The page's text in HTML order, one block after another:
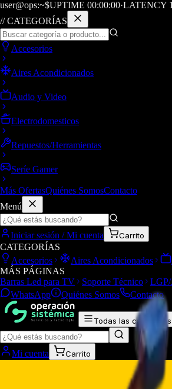
user@ops:~$UPTIME 00:00:00·LATENCY
// CATEGORÍAS
Accesorios
Aires Acondicionados
Audio y Video
Electrodomesticos
Repuestos/Herramientas
Seríe Gamer
Más OfertasQuiénes SomosContacto
Menú
Iniciar sesión / Mi cuenta Carrito
CATEGORÍAS
Accesorios
Aires Acondicionados
MÁS PÁGINAS
Barras Led para TV
Soporte Técnico
WhatsApp
Quiénes Somos Contacto
Todas las categorías
Mi cuenta Carrito